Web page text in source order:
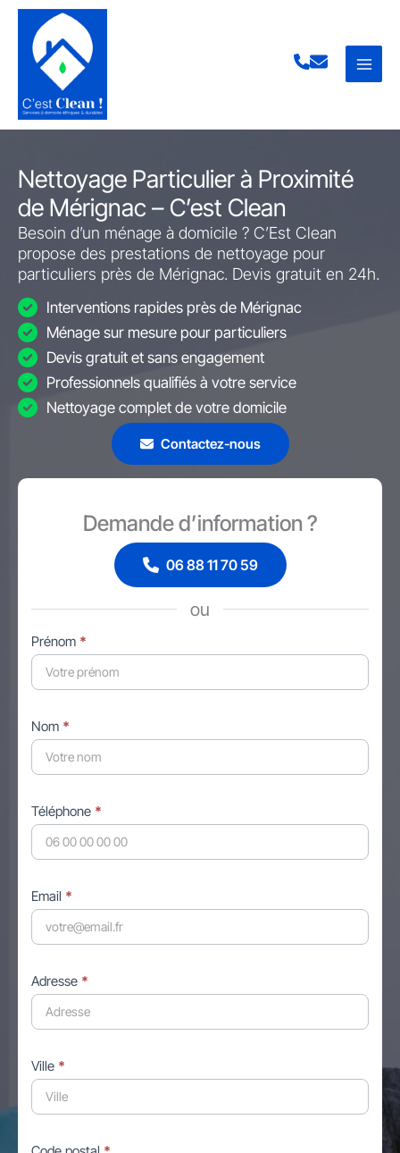
Aller
contenu
Nettoyage Particulier à Proximité
de Mérignac – C’est Clean
Besoin d’un ménage à domicile ? C’Est Clean
propose des prestations de nettoyage pour
particuliers près de Mérignac. Devis gratuit en 24h.
Interventions rapides près de Mérignac
Ménage sur mesure pour particuliers
Devis gratuit et sans engagement
Professionnels qualifiés à votre service
Nettoyage complet de votre domicile
Contactez-nous
Demande d’information ?
06 88 11 70 59
ou
Formulaire
simple
avec
Prénom *
Nom *
Téléphone *
Email *
Adresse *
Ville *